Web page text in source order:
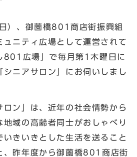
）、御薗橋801商店街振興組
ュニティ広場として運営されて
801広場」で毎月第1木曜日に
シニアサロン」にお伺いしまし
ン」は、近年の社会情勢から
地域の高齢者同士がおしゃべり
いきいきとした生活を送ること
、昨年度から御薗橋801商店街